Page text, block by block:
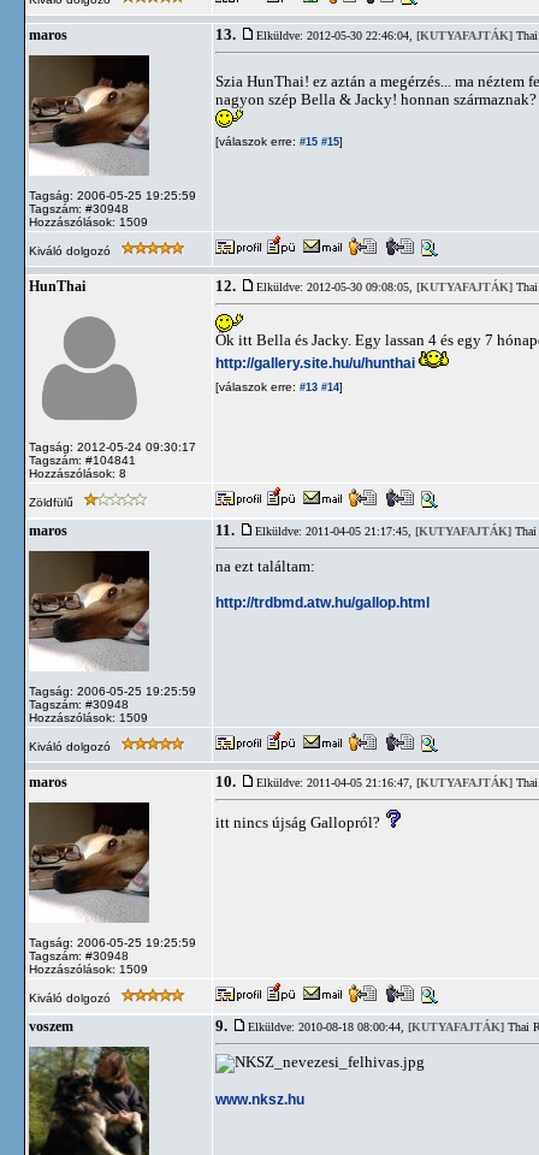
maros
Tagság: 2006-05-25 19:25:59
Tagszám: #30948
Hozzászólások: 1509
13. Elküldve: 2012-05-30 22:46:04, [KUTYAFAJTÁK]
Szia HunThai! ez aztán a megérzés... ma
nagyon szép Bella & Jacky! honnan származnak?
[válaszok erre: #15 #15]
Kiváló dolgozó
HunThai
Tagság: 2012-05-24 09:30:17
Tagszám: #104841
Hozzászólások: 8
12. Elküldve: 2012-05-30 09:08:05, [KUTYAFAJTÁK]
Ők itt Bella és Jacky. Egy lassan 4 és egy 7
http://gallery.site.hu/u/hunthai
[válaszok erre: #13 #14]
Zöldfülű
maros
Tagság: 2006-05-25 19:25:59
Tagszám: #30948
Hozzászólások: 1509
11. Elküldve: 2011-04-05 21:17:45, [KUTYAFAJTÁK] Thai
na ezt találtam:
http://trdbmd.atw.hu/gallop.html
Kiváló dolgozó
maros
Tagság: 2006-05-25 19:25:59
Tagszám: #30948
Hozzászólások: 1509
10. Elküldve: 2011-04-05 21:16:47, [KUTYAFAJTÁK]
itt nincs újság Gallopról?
Kiváló dolgozó
voszem 9. Elküldve: 2010-08-18 08:00:44, [KUTYAFAJTÁK] Thai
www.nksz.hu